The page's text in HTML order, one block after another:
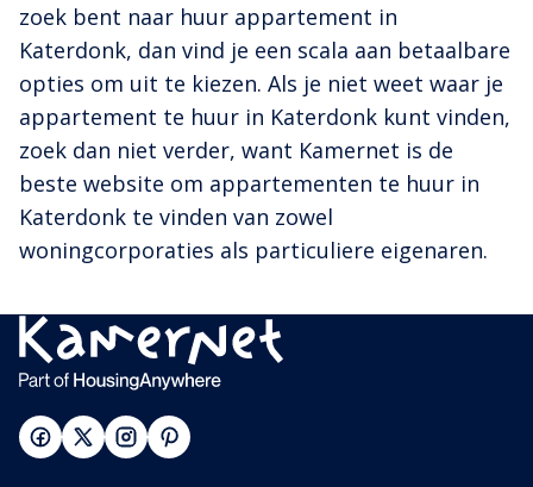
zoek bent naar huur appartement in
Katerdonk, dan vind je een scala aan betaalbare
opties om uit te kiezen. Als je niet weet waar je
appartement te huur in Katerdonk kunt vinden,
zoek dan niet verder, want Kamernet is de
beste website om appartementen te huur in
Katerdonk te vinden van zowel
woningcorporaties als particuliere eigenaren.